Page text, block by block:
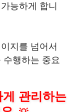
능하게 합니
지를 넘어서
수행하는 중요
관리하는